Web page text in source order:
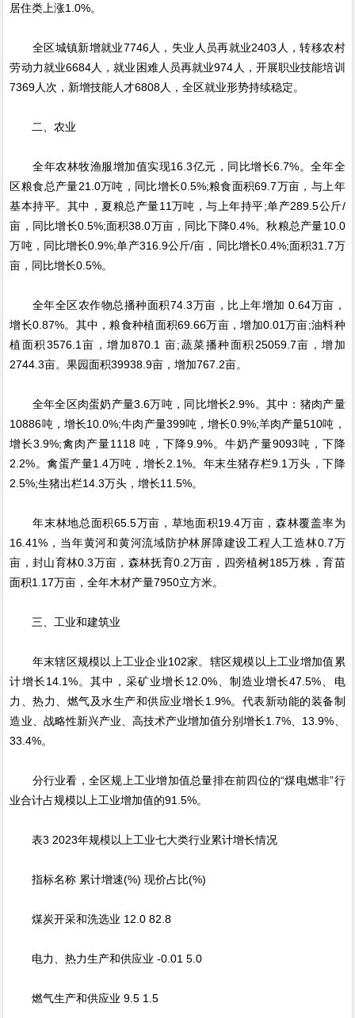
居住类上涨1.0%。
全区城镇新增就业7746人，失业人员再就业2403人，转移农村
劳动力就业6684人，就业困难人员再就业974人，开展职业技能培训
7369人次，新增技能人才6808人，全区就业形势持续稳定。
二、农业
全年农林牧渔服增加值实现16.3亿元，同比增长6.7%。全年全
区粮食总产量21.0万吨，同比增长0.5%;粮食面积69.7万亩，与上年
基本持平。其中，夏粮总产量11万吨，与上年持平;单产289.5公斤/
亩，同比增长0.5%;面积38.0万亩，同比下降0.4%。秋粮总产量10.0
万吨，同比增长0.9%;单产316.9公斤/亩，同比增长0.4%;面积31.7万
亩，同比增长0.5%。
全年全区农作物总播种面积74.3万亩，比上年增加 0.64万亩，
增长0.87%。其中，粮食种植面积69.66万亩，增加0.01万亩;油料种
植面积3576.1亩，增加870.1 亩;蔬菜播种面积25059.7亩，增加
2744.3亩。果园面积39938.9亩，增加767.2亩。
全年全区肉蛋奶产量3.6万吨，同比增长2.9%。其中：猪肉产量
10886吨，增长10.0%;牛肉产量399吨，增长0.9%;羊肉产量510吨，
增长3.9%;禽肉产量1118 吨，下降9.9%。牛奶产量9093吨，下降
2.2%。禽蛋产量1.4万吨，增长2.1%。年末生猪存栏9.1万头，下降
2.5%;生猪出栏14.3万头，增长11.5%。
年末林地总面积65.5万亩，草地面积19.4万亩，森林覆盖率为
16.41%，当年黄河和黄河流域防护林屏障建设工程人工造林0.7万
亩，封山育林0.3万亩，森林抚育0.2万亩，四旁植树185万株，育苗
面积1.17万亩，全年木材产量7950立方米。
三、工业和建筑业
年末辖区规模以上工业企业102家。辖区规模以上工业增加值累
计增长14.1%。其中，采矿业增长12.0%、制造业增长47.5%、电
力、热力、燃气及水生产和供应业增长1.9%。代表新动能的装备制
造业、战略性新兴产业、高技术产业增加值分别增长1.7%、13.9%、
33.4%。
分行业看，全区规上工业增加值总量排在前四位的“煤电燃非”行
业合计占规模以上工业增加值的91.5%。
表3 2023年规模以上工业七大类行业累计增长情况
指标名称 累计增速(%) 现价占比(%)
煤炭开采和洗选业 12.0 82.8
电力、热力生产和供应业 -0.01 5.0
燃气生产和供应业 9.5 1.5